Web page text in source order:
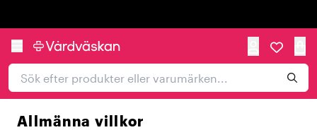
Allmänna villkor